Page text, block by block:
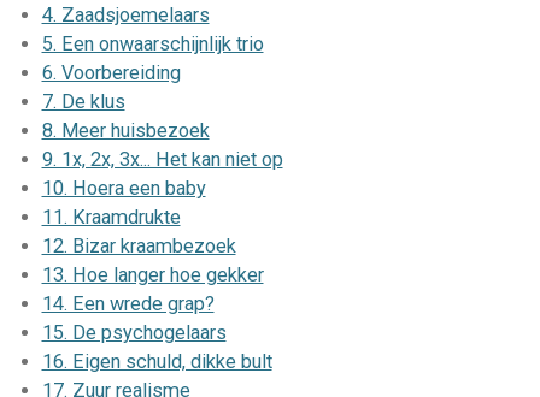
4. Zaadsjoemelaars
5. Een onwaarschijnlijk trio
6. Voorbereiding
7. De klus
8. Meer huisbezoek
9. 1x, 2x, 3x... Het kan niet op
10. Hoera een baby
11. Kraamdrukte
12. Bizar kraambezoek
13. Hoe langer hoe gekker
14. Een wrede grap?
15. De psychogelaars
16. Eigen schuld, dikke bult
17. Zuur realisme